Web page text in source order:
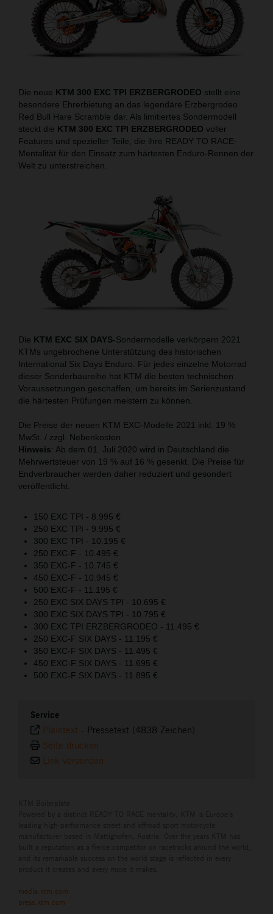
Die neue KTM 300 EXC TPI ERZBERGRODEO stellt eine
besondere Ehrerbietung an das legendäre Erzbergrodeo
Red Bull Hare Scramble dar. Als limitiertes Sondermodell
steckt die KTM 300 EXC TPI ERZBERGRODEO voller
Features und spezieller Teile, die ihre READY TO RACE-
Mentalität für den Einsatz zum härtesten Enduro-Rennen der
Welt zu unterstreichen.
Die KTM EXC SIX DAYS-Sondermodelle verkörpern 2021
KTMs ungebrochene Unterstützung des historischen
International Six Days Enduro. Für jedes einzelne Motorrad
dieser Sonderbaureihe hat KTM die besten technischen
Voraussetzungen geschaffen, um bereits im Serienzustand
die härtesten Prüfungen meistern zu können.
Die Preise der neuen KTM EXC-Modelle 2021 inkl. 19 %
MwSt. / zzgl. Nebenkosten.
Hinweis: Ab dem 01. Juli 2020 wird in Deutschland die
Mehrwertsteuer von 19 % auf 16 % gesenkt. Die Preise für
Endverbraucher werden daher reduziert und gesondert
veröffentlicht.
150 EXC TPI - 8.995 €
250 EXC TPI - 9.995 €
300 EXC TPI - 10.195 €
250 EXC-F - 10.495 €
350 EXC-F - 10.745 €
450 EXC-F - 10.945 €
500 EXC-F - 11.195 €
250 EXC SIX DAYS TPI - 10.695 €
300 EXC SIX DAYS TPI - 10.795 €
300 EXC TPI ERZBERGRODEO - 11.495 €
250 EXC-F SIX DAYS - 11.195 €
350 EXC-F SIX DAYS - 11.495 €
450 EXC-F SIX DAYS - 11.695 €
500 EXC-F SIX DAYS - 11.895 €
Service
Plaintext - Pressetext (4838 Zeichen)
Seite drucken
Link versenden
media.ktm.com
press.ktm.com